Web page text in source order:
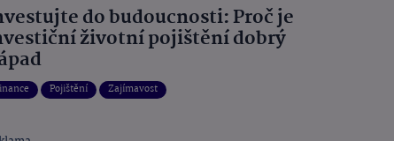
do budoucnosti: Proč je
životní pojištění dobrý
Pojištění Zajímavost